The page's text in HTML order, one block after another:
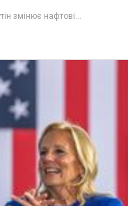
змінює нафтові...